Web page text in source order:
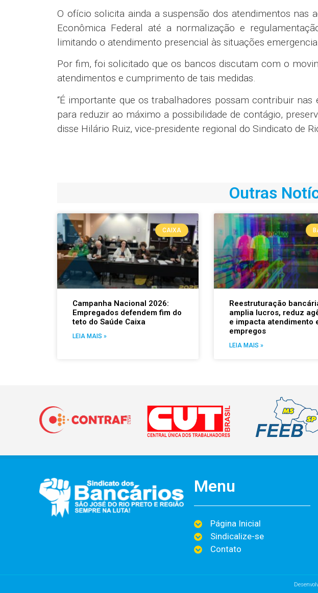
O ofício solicita ainda a suspensão dos atendimentos nas
Econômica Federal até a normalização e
limitando o atendimento presencial às situações
Por fim, foi solicitado que os bancos discutam com o
atendimentos e cumprimento de tais medidas.
“É importante que os trabalhadores possam contribuir nas
para reduzir ao máximo a possibilidade de contágio,
disse Hilário Ruiz, vice-presidente regional do Sindicato de
Outras
CAIXA
Campanha Nacional 2026:
Empregados defendem fim do
teto do Saúde Caixa
LEIA MAIS »
Reestruturação
amplia lucros, reduz
e impacta atendimento
empregos
LEIA MAIS »
Menu
Página Inicial
Sindicalize-se
Contato